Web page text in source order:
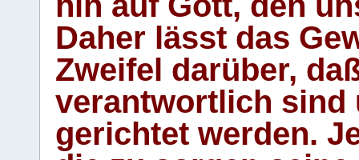
Daher lässt das
Zweifel darüber,
verantwortlich sind
gerichtet werden.